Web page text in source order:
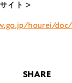
イト＞
hourei/doc/
SHARE